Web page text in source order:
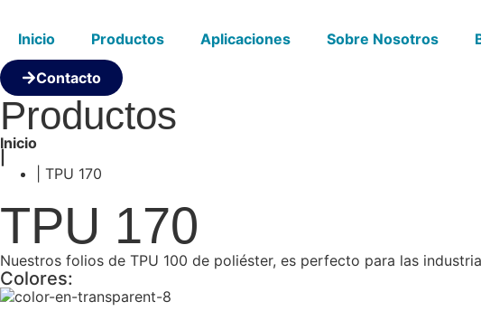
Inicio Productos Aplicaciones Sobre Nosotros
Contacto
Productos
Inicio
| TPU 170
TPU 170
Nuestros folios de TPU 100 de poliéster, es perfecto para las
Colores: